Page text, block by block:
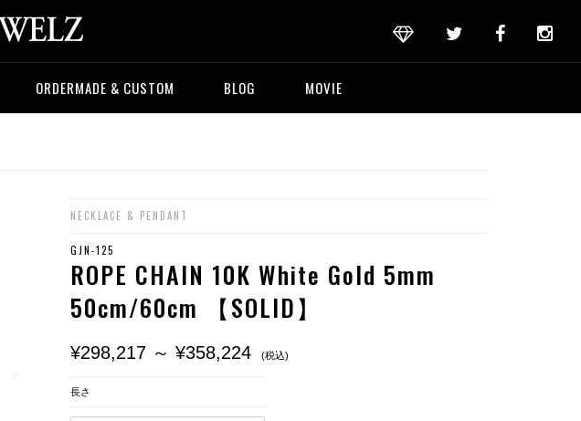
ORDERMADE & CUSTOM BLOG MOVIE
NECKLACE & PENDANT
GJN-125
ROPE CHAIN 10K White Gold 5mm
50cm/60cm 【SOLID】
¥298,217 ～ ¥358,224 (税込)
長さ